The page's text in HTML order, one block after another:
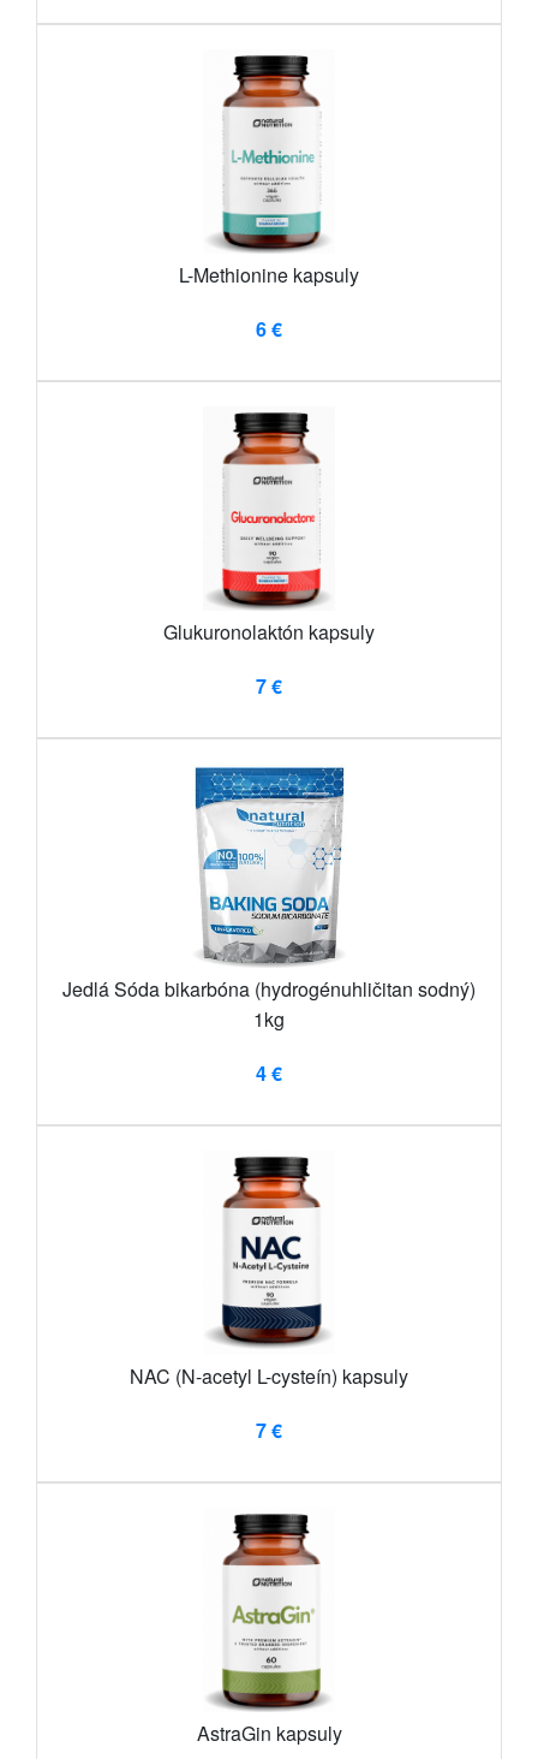
L-Methionine kapsuly
6 €
Glukuronolaktón kapsuly
7 €
Jedlá Sóda bikarbóna (hydrogénuhličitan sodný)
1kg
4 €
NAC (N-acetyl L-cysteín) kapsuly
7 €
AstraGin kapsuly